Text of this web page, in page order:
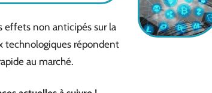
effets non anticipés sur la
technologiques répondent
au marché.